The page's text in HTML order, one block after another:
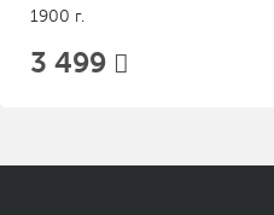
1900 г.
3 499